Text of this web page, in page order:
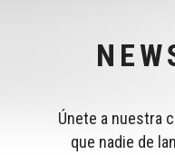
Únete a nuestra
que nadie de